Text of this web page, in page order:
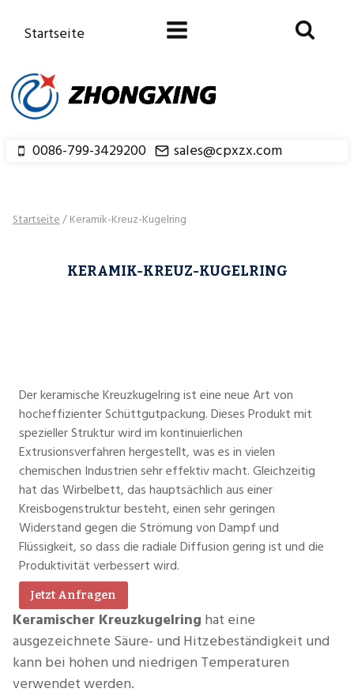
InhaltStartseite
0086-799-3429200 sales@cpxzx.com
Startseite/Keramik-Kreuz-Kugelring
KERAMIK-KREUZ-KUGELRING
Der keramische Kreuzkugelring ist eine neue Art von
hocheffizienter Schüttgutpackung. Dieses Produkt mit
spezieller Struktur wird im kontinuierlichen
Extrusionsverfahren hergestellt, was es in vielen
chemischen Industrien sehr effektiv macht. Gleichzeitig
hat das Wirbelbett, das hauptsächlich aus einer
Kreisbogenstruktur besteht, einen sehr geringen
Widerstand gegen die Strömung von Dampf und
Flüssigkeit, so dass die radiale Diffusion gering ist und die
Produktivität verbessert wird.
Jetzt Anfragen
Keramischer Kreuzkugelring hat eine
ausgezeichnete Säure- und Hitzebeständigkeit und
kann bei hohen und niedrigen Temperaturen
verwendet werden.